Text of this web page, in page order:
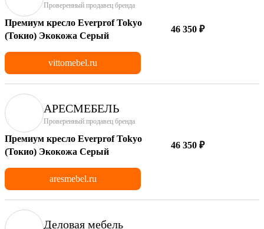
Проверенный продавец бренда
Премиум кресло Everprof Tokyo
(Токио) Экокожа Серый
46 350 ₽
vittomebel.ru
АРЕСМЕБЕЛЬ
Проверенный продавец бренда
Премиум кресло Everprof Tokyo
(Токио) Экокожа Серый
46 350 ₽
aresmebel.ru
Деловая мебель